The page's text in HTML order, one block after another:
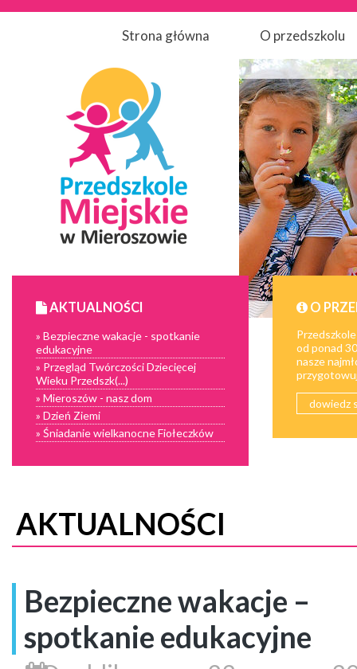
Strona główna O przedszkolu
AKTUALNOŚCI
» Bezpieczne wakacje - spotkanie
edukacyjne
» Przegląd Twórczości Dziecięcej
Wieku Przedszk(...)
» Mieroszów - nasz dom
» Dzień Ziemi
» Śniadanie wielkanocne Fiołeczków
O
od ponad
nasze
dowiedz
AKTUALNOŚCI
Bezpieczne wakacje –
spotkanie edukacyjne